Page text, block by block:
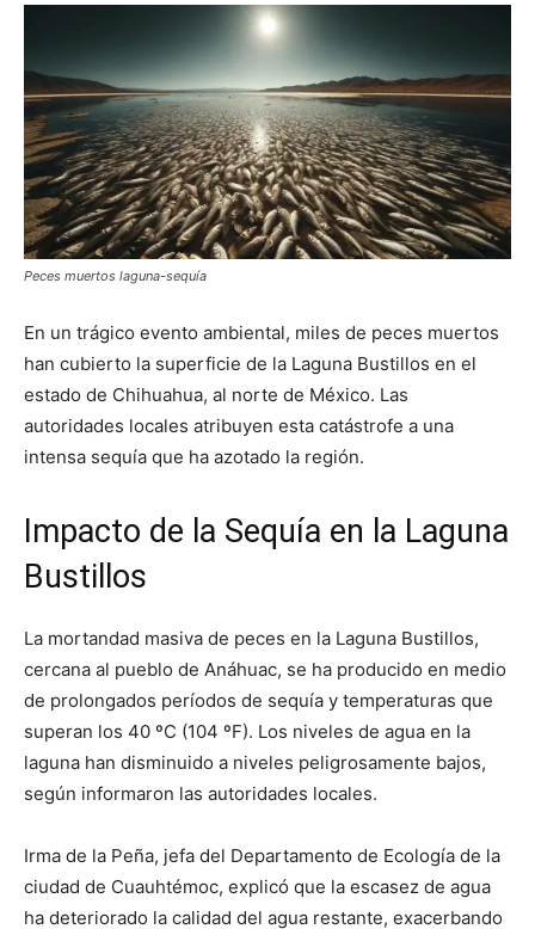
Peces muertos laguna-sequía
En un trágico evento ambiental, miles de peces muertos
han cubierto la superficie de la Laguna Bustillos en el
estado de Chihuahua, al norte de México. Las
autoridades locales atribuyen esta catástrofe a una
intensa sequía que ha azotado la región.
Impacto de la Sequía en la Laguna
Bustillos
La mortandad masiva de peces en la Laguna Bustillos,
cercana al pueblo de Anáhuac, se ha producido en medio
de prolongados períodos de sequía y temperaturas que
superan los 40 ºC (104 ºF). Los niveles de agua en la
laguna han disminuido a niveles peligrosamente bajos,
según informaron las autoridades locales.
Irma de la Peña, jefa del Departamento de Ecología de la
ciudad de Cuauhtémoc, explicó que la escasez de agua
ha deteriorado la calidad del agua restante, exacerbando